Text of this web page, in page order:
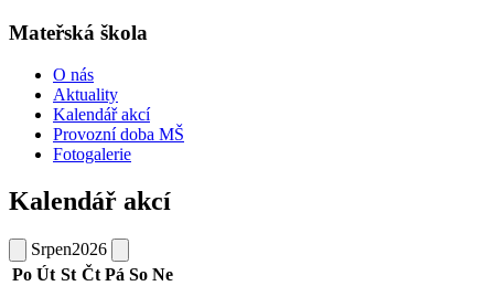
Mateřská škola
O nás
Aktuality
Kalendář akcí
Provozní doba MŠ
Fotogalerie
Kalendář akcí
Srpen2026
Po Út St Čt Pá So Ne